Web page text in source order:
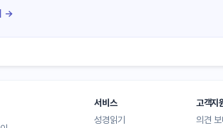
→
서비스
성경읽기
고객지
의견 보